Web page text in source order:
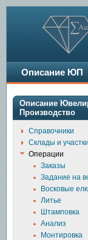
Описание ЮП
Описание
Производство
Справочники
Склады и участки
Операции
Заказы
Задание на
Восковые
Литье
Штамповка
Анализ
Монтировка